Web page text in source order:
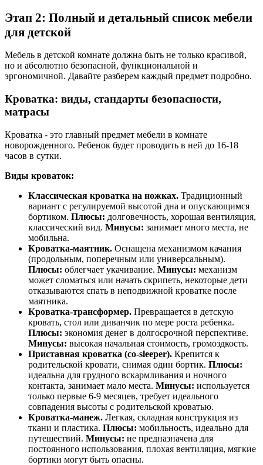
Этап 2: Полный и детальный список мебели
для детской
Мебель в детской комнате должна быть не только красивой,
но и абсолютно безопасной, функциональной и
эргономичной. Давайте разберем каждый предмет подробно.
Кроватка: виды, стандарты безопасности,
матрасы
Кроватка - это главный предмет мебели в комнате
новорожденного. Ребенок будет проводить в ней до 16-18
часов в сутки.
Виды кроваток:
Классическая кроватка на ножках. Традиционный
вариант с регулируемой высотой дна и опускающимся
бортиком. Плюсы: долговечность, хорошая вентиляция,
классический вид. Минусы: занимает много места, не
мобильна.
Кроватка-маятник. Оснащена механизмом качания
(продольным, поперечным или универсальным).
Плюсы: облегчает укачивание. Минусы: механизм
может сломаться или начать скрипеть, некоторые дети
отказываются спать в неподвижной кроватке после
маятника.
Кроватка-трансформер. Превращается в детскую
кровать, стол или диванчик по мере роста ребенка.
Плюсы: экономия денег в долгосрочной перспективе.
Минусы: высокая начальная стоимость, громоздкость.
Приставная кроватка (co-sleeper). Крепится к
родительской кровати, снимая один бортик. Плюсы:
идеальна для грудного вскармливания и ночного
контакта, занимает мало места. Минусы: используется
только первые 6-9 месяцев, требует идеального
совпадения высоты с родительской кроватью.
Кроватка-манеж. Легкая, складная конструкция из
ткани и пластика. Плюсы: мобильность, идеально для
путешествий. Минусы: не предназначена для
постоянного использования, плохая вентиляция, мягкие
бортики могут быть опасны.